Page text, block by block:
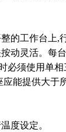
的工作台上,
动灵活。每
必须使用单
能提供大
度设定。